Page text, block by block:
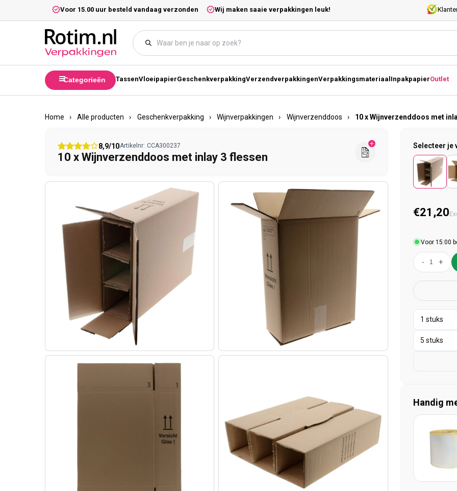
Meteen naar de contentVoor 15.00 uur besteld vandaag verzonden Wij maken saaie verpakkingen leuk!
Categorieën TassenVloeipapierGeschenkverpakkingVerzendverpakkingenVerpakkingsmateriaal InpakpapierOutlet
Home › Alle producten › Geschenkverpakking › Wijnverpakkingen › Wijnverzenddoos › 10 x Wijnverzenddoos met
8,9/10Artikelnr: CCA300237
10 x Wijnverzenddoos met inlay 3 flessen
Selecteer je
€21,20
Voor 15:00
- +
Handig